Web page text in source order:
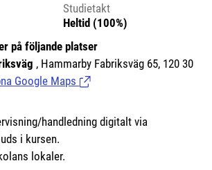
Studietakt
Heltid (100%)
på följande platser
, Hammarby Fabriksväg 65, 120 30
Google Maps (Länk till extern sida.)
handledning digitalt via
i kursen.
lokaler.